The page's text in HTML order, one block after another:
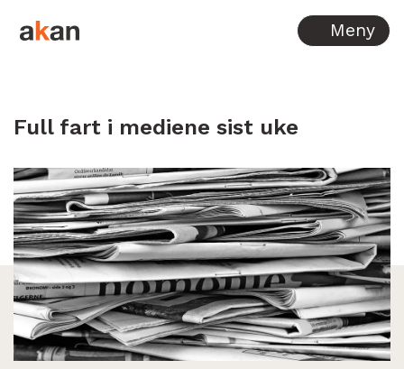
Hopp til innhold Meny
Full fart i mediene sist uke